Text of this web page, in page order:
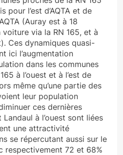
pour l’est d’AQTA et de
(Auray est à 18
voiture via la RN 165, et à
Ces dynamiques quasi-
ici l’augmentation
dans les communes
à l’ouest et à l’est de
même qu’une partie des
leur population
ces dernières
à l’ouest sont liées
une attractivité
se répercutant aussi sur le
respectivement 72 et 68%